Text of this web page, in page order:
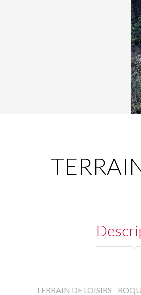
TERRAIN DE LOISIRS -